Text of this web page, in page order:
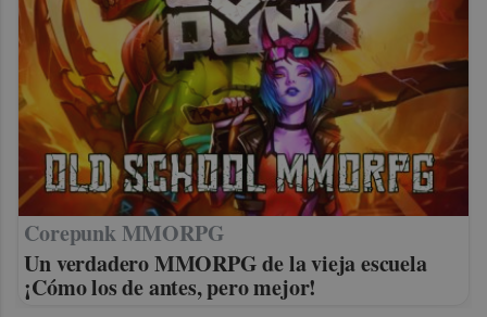
Corepunk MMORPG
Un verdadero MMORPG de la vieja escuela
¡Cómo los de antes, pero mejor!